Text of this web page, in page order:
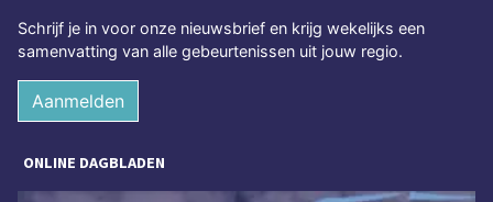
Schrijf je in voor onze nieuwsbrief en krijg wekelijks een
samenvatting van alle gebeurtenissen uit jouw regio.
Aanmelden
ONLINE DAGBLADEN